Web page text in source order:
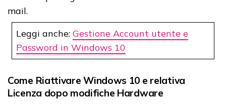
mail.
Leggi anche: Gestione Account utente e
Password in Windows 10
Come Riattivare Windows 10 e relativa
Licenza dopo modifiche Hardware